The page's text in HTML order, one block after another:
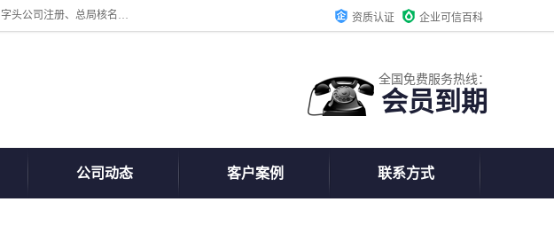
北京鲸叹号企业管理发展有限公司主营：北京公司名称注册、公司名称变更、公司名称去掉省市地域、国字头公司注册、中字头公司注册、总局核名注册等业务，全国统一热线电话：*。北京鲸叹号企业管理发展有限公司在职员工51人，我们有zui好的产品和技术团队，我们为客户提供较好的产品，良好的技术支持，健全的售后服务。 资质认证 企业可信百科
全国免费服务热线：
会员到期
公司动态 客户案例 联系方式